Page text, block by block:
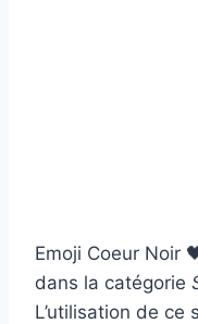
Emoji Coeur Noir
dans la catégorie
L’utilisation de ce